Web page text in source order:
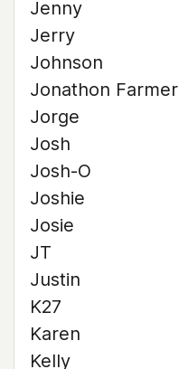
Jenny
Jerry
Johnson
Jonathon Farmer
Jorge
Josh
Josh-O
Joshie
Josie
JT
Justin
K27
Karen
Kelly